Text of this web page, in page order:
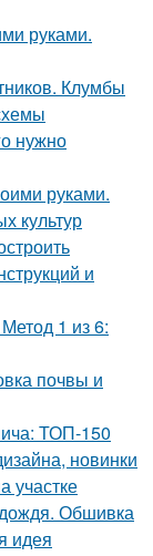
руками.
Клумбы
нужно
руками.
культур
и
1 из 6:
почвы и
ТОП-150
новинки
участке
Обшивка
идея